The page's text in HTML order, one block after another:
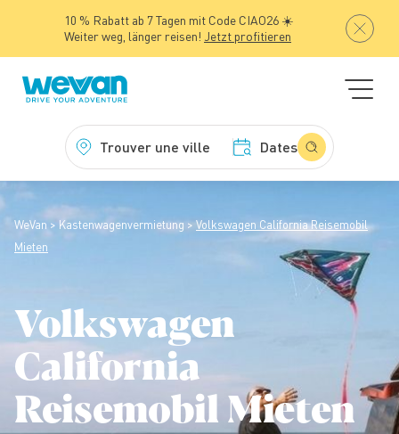
10 % Rabatt ab 7 Tagen mit Code CIAO26 ☀️
Weiter weg, länger reisen! Jetzt profitieren
Trouver une ville Dates
WeVan Kastenwagenvermietung
Volkswagen California Reisemobil
Mieten
Volkswagen
California
Reisemobil Mieten